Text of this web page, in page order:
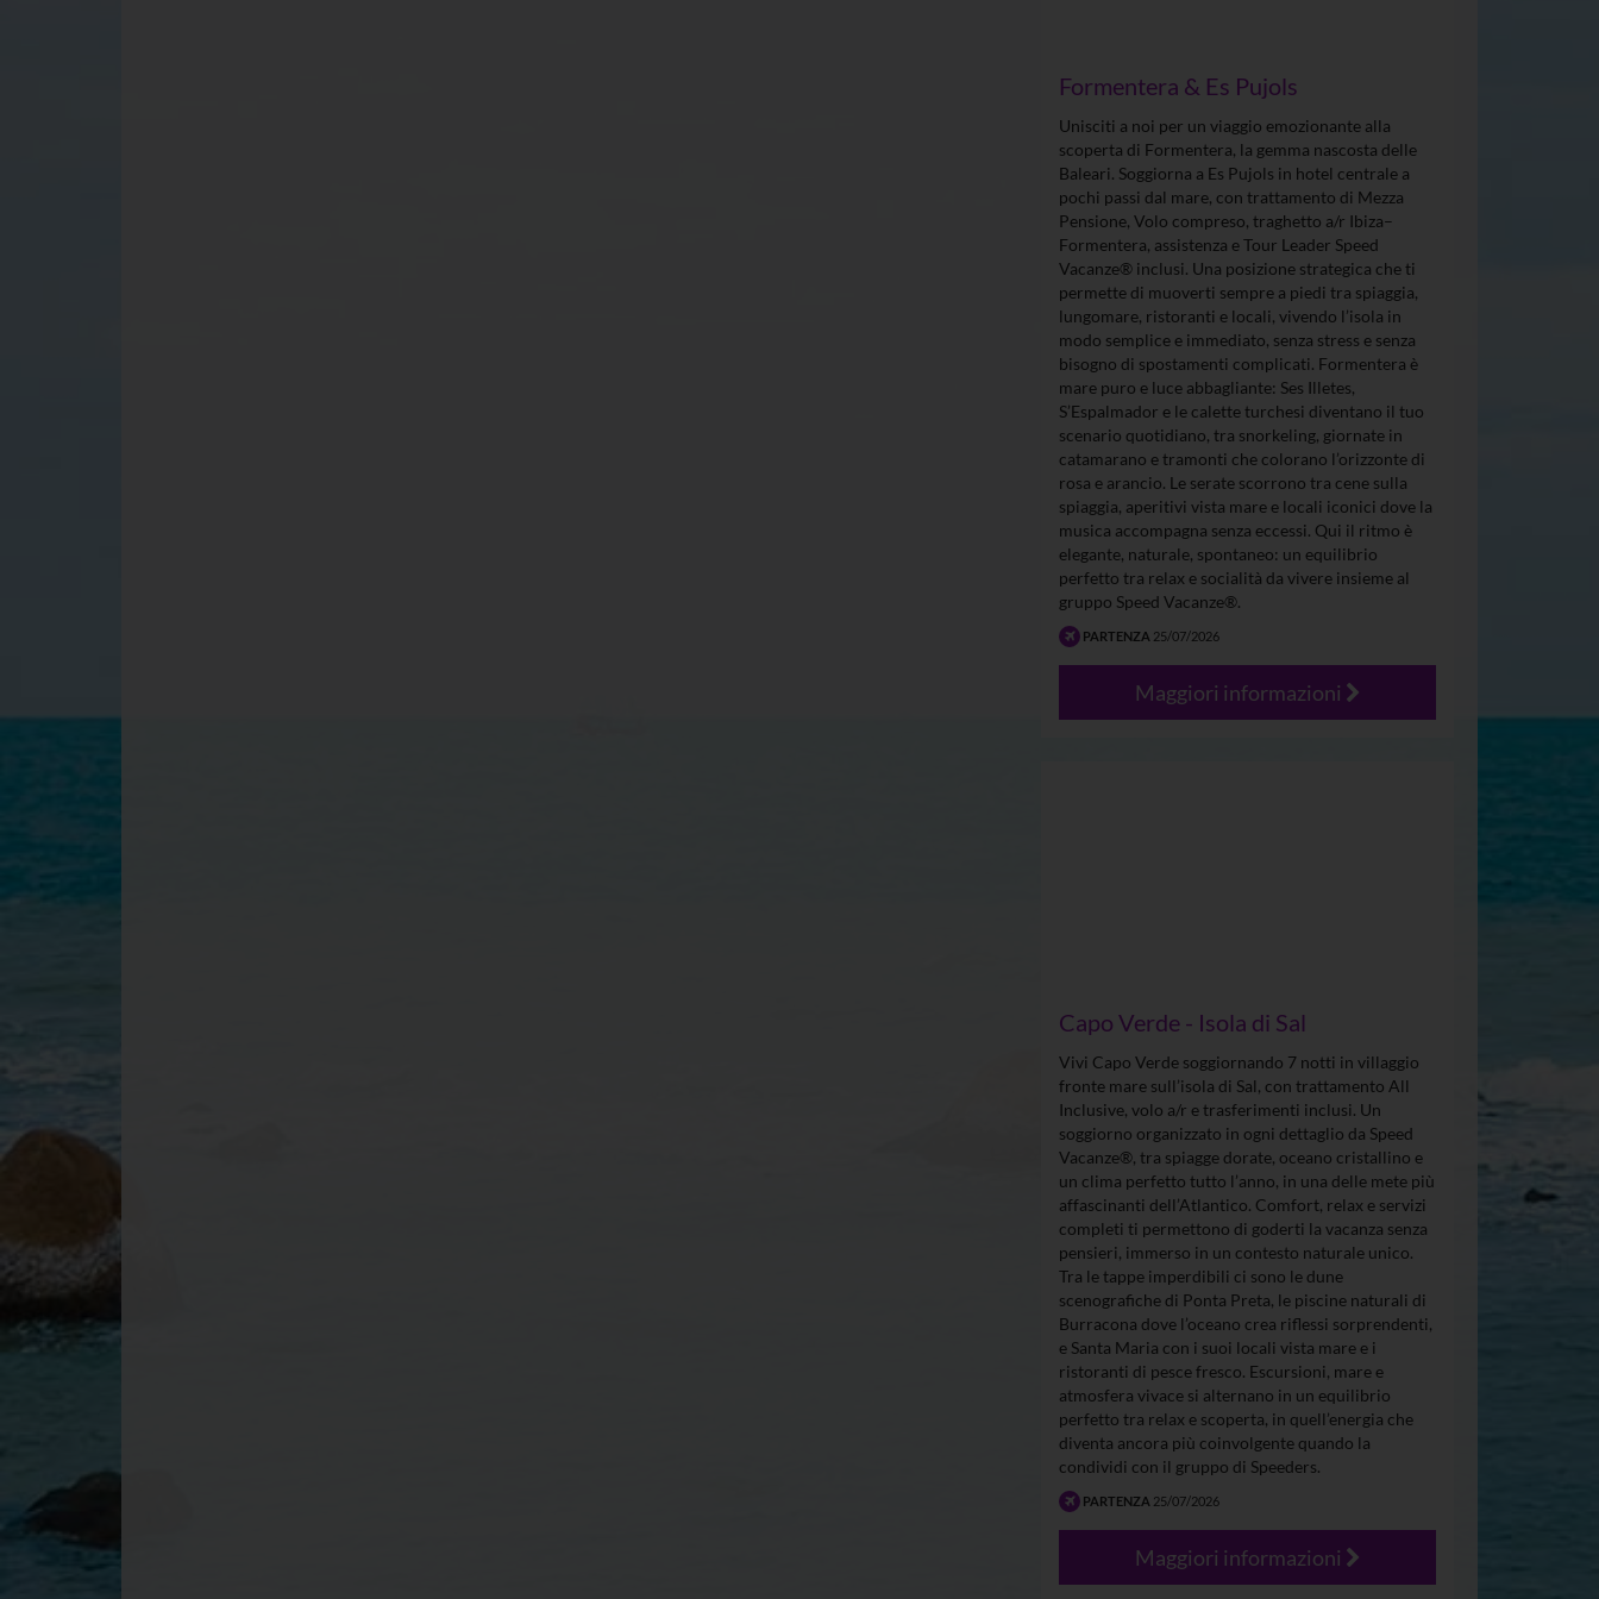
Formentera & Es Pujols
Unisciti a noi per un viaggio emozionante alla
scoperta di Formentera, la gemma nascosta delle
Baleari. Soggiorna a Es Pujols in hotel centrale a
pochi passi dal mare, con trattamento di Mezza
Pensione, Volo compreso, traghetto a/r Ibiza–
Formentera, assistenza e Tour Leader Speed
Vacanze® inclusi. Una posizione strategica che ti
permette di muoverti sempre a piedi tra spiaggia,
lungomare, ristoranti e locali, vivendo l’isola in
modo semplice e immediato, senza stress e senza
bisogno di spostamenti complicati. Formentera è
mare puro e luce abbagliante: Ses Illetes,
S’Espalmador e le calette turchesi diventano il tuo
scenario quotidiano, tra snorkeling, giornate in
catamarano e tramonti che colorano l’orizzonte di
rosa e arancio. Le serate scorrono tra cene sulla
spiaggia, aperitivi vista mare e locali iconici dove la
musica accompagna senza eccessi. Qui il ritmo è
elegante, naturale, spontaneo: un equilibrio
perfetto tra relax e socialità da vivere insieme al
gruppo Speed Vacanze®.
PARTENZA 25/07/2026
Maggiori informazioni
Capo Verde - Isola di Sal
Vivi Capo Verde soggiornando 7 notti in villaggio
fronte mare sull’isola di Sal, con trattamento All
Inclusive, volo a/r e trasferimenti inclusi. Un
soggiorno organizzato in ogni dettaglio da Speed
Vacanze®, tra spiagge dorate, oceano cristallino e
un clima perfetto tutto l’anno, in una delle mete più
affascinanti dell’Atlantico. Comfort, relax e servizi
completi ti permettono di goderti la vacanza senza
pensieri, immerso in un contesto naturale unico.
Tra le tappe imperdibili ci sono le dune
scenografiche di Ponta Preta, le piscine naturali di
Burracona dove l’oceano crea riflessi sorprendenti,
e Santa Maria con i suoi locali vista mare e i
ristoranti di pesce fresco. Escursioni, mare e
atmosfera vivace si alternano in un equilibrio
perfetto tra relax e scoperta, in quell’energia che
diventa ancora più coinvolgente quando la
condividi con il gruppo di Speeders.
PARTENZA 25/07/2026
Maggiori informazioni